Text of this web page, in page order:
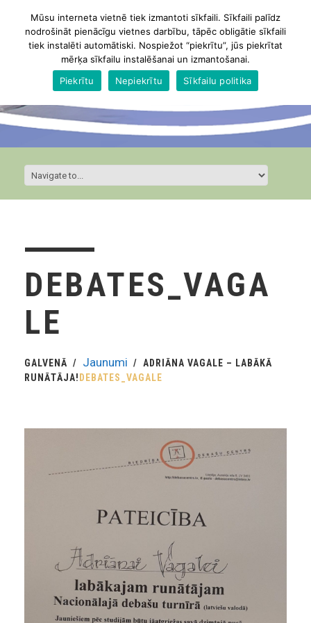
DEBATES_VAGA
LE
GALVENĀ Jaunumi
ADRIĀNA VAGALE – LABĀKĀ
RUNĀTĀJA! DEBATES_VAGALE
Mūsu interneta vietnē tiek izmantoti sīkfaili. Sīkfaili palīdz
nodrošināt pienācīgu vietnes darbību, tāpēc obligātie sīkfaili
tiek instalēti automātiski. Nospiežot “piekrītu”, jūs piekrītat
mērķa sīkfailu instalēšanai un izmantošanai.
Piekrītu
Nepiekrītu Sīkfailu politika